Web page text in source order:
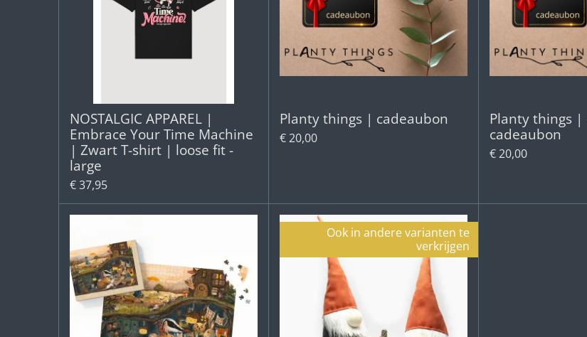
NOSTALGIC APPAREL |
Embrace Your Time Machine
| Zwart T-shirt | loose fit -
large
€ 37,95
Planty things | cadeaubon
€ 20,00
Planty things |
cadeaubon
€ 20,00
Ook in andere varianten te
verkrijgen